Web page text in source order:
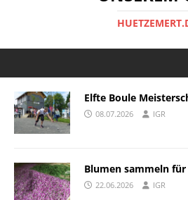
Elfte Boule
08.07.2026 IGR
Blumen sammeln
22.06.2026 IGR